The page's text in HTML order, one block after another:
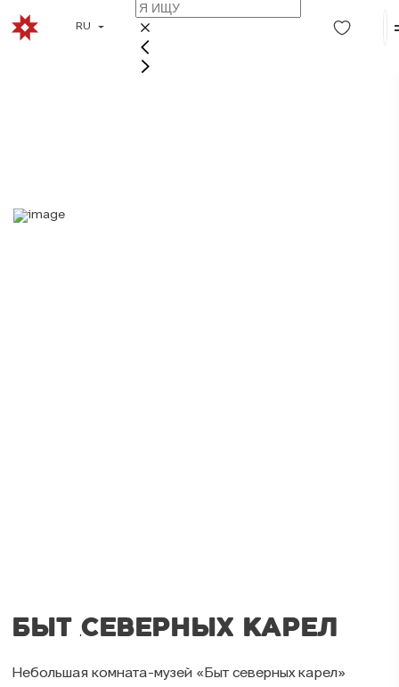
RU
БЫТ СЕВЕРНЫХ КАРЕЛ
Небольшая комната-музей «Быт северных карел»